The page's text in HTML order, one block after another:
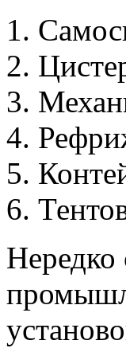
Нередко